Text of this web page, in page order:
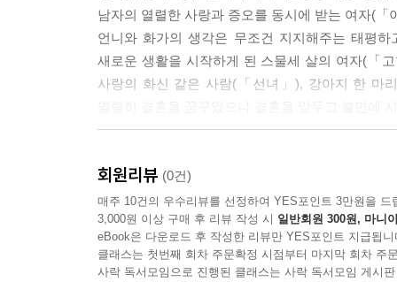
“이런 게, 올가 세묘노브나, 우리 인생이에요. 울
지만, 그래서 되는 게 뭔데요?”
--- p.209
얼마나 무의미한 밤들인가, 얼마나 재미없고 시
길 떠날 채비를 하고 아내에겐 어느 젊은이의 일
저 안나 세르게예브나를 만나고 얘기하고, 가능하
--- p.253-254
남자의 열렬한 사랑과 증오를 동시에 받는 여자(「
언니와 화가의 생각은 무조건 지지해주는 태평
새로운 생활을 시작하게 된 스물세 살의 여자(「
사랑의 화신 같은 사람(「선녀」), 강아지 한 마
‘무엇이 옳고 그르다’, 또는 ‘선하고 악하다’ 뚜
단정적으로 평가하지도 않는다. 작가의 역할은
해석은 다양할 수 있겠고, 읽고 생각해 보는 과정
실제 그의 작품을 읽은 독자들은 많지 않다. 이번
있는 첫 단추로 충분할 것이다.
회원리뷰 (0건)
매주 10건의 우수리뷰를 선정하여 YES포인트 3만원을 드
3,000원 이상 구매 후 리뷰 작성 시 일반회원 300원, 마니
eBook은 다운로드 후 작성한 리뷰만 YES포인트 지급됩니
클래스는 첫번째 회차 주문확정 시점부터 마지막 회차 주
사락 독서모임으로 진행된 클래스는 사락 독서모임 게시